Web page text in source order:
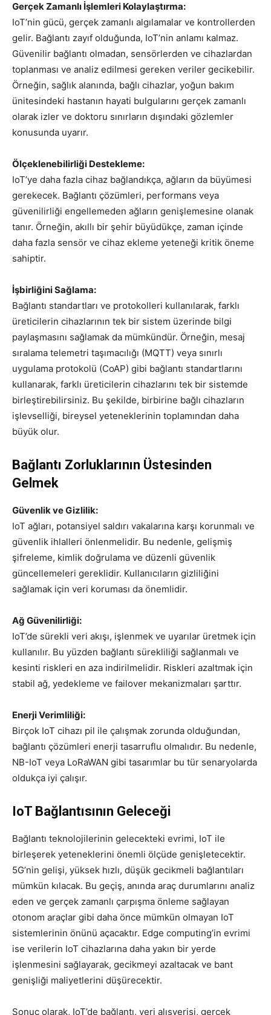
Gerçek Zamanlı İşlemleri Kolaylaştırma:
IoT’nin gücü, gerçek zamanlı algılamalar ve kontrollerden
gelir. Bağlantı zayıf olduğunda, IoT’nin anlamı kalmaz.
Güvenilir bağlantı olmadan, sensörlerden ve cihazlardan
toplanması ve analiz edilmesi gereken veriler gecikebilir.
Örneğin, sağlık alanında, bağlı cihazlar, yoğun bakım
ünitesindeki hastanın hayati bulgularını gerçek zamanlı
olarak izler ve doktoru sınırların dışındaki gözlemler
konusunda uyarır.
Ölçeklenebilirliği Destekleme:
IoT’ye daha fazla cihaz bağlandıkça, ağların da büyümesi
gerekecek. Bağlantı çözümleri, performans veya
güvenilirliği engellemeden ağların genişlemesine olanak
tanır. Örneğin, akıllı bir şehir büyüdükçe, zaman içinde
daha fazla sensör ve cihaz ekleme yeteneği kritik öneme
sahiptir.
İşbirliğini Sağlama:
Bağlantı standartları ve protokolleri kullanılarak, farklı
üreticilerin cihazlarının tek bir sistem üzerinde bilgi
paylaşmasını sağlamak da mümkündür. Örneğin, mesaj
sıralama telemetri taşımacılığı (MQTT) veya sınırlı
uygulama protokolü (CoAP) gibi bağlantı standartlarını
kullanarak, farklı üreticilerin cihazlarını tek bir sistemde
birleştirebilirsiniz. Bu şekilde, birbirine bağlı cihazların
işlevselliği, bireysel yeteneklerinin toplamından daha
büyük olur.
Bağlantı Zorluklarının Üstesinden
Gelmek
Güvenlik ve Gizlilik:
IoT ağları, potansiyel saldırı vakalarına karşı korunmalı ve
güvenlik ihlalleri önlenmelidir. Bu nedenle, gelişmiş
şifreleme, kimlik doğrulama ve düzenli güvenlik
güncellemeleri gereklidir. Kullanıcıların gizliliğini
sağlamak için veri koruması da önemlidir.
Ağ Güvenilirliği:
IoT’de sürekli veri akışı, işlenmek ve uyarılar üretmek için
kullanılır. Bu yüzden bağlantı sürekliliği sağlanmalı ve
kesinti riskleri en aza indirilmelidir. Riskleri azaltmak için
stabil ağ, yedekleme ve failover mekanizmaları şarttır.
Enerji Verimliliği:
Birçok IoT cihazı pil ile çalışmak zorunda olduğundan,
bağlantı çözümleri enerji tasarruflu olmalıdır. Bu nedenle,
NB-IoT veya LoRaWAN gibi tasarımlar bu tür senaryolarda
oldukça iyi çalışır.
IoT Bağlantısının Geleceği
Bağlantı teknolojilerinin gelecekteki evrimi, IoT ile
birleşerek yeteneklerini önemli ölçüde genişletecektir.
5G’nin gelişi, yüksek hızlı, düşük gecikmeli bağlantıları
mümkün kılacak. Bu geçiş, anında araç durumlarını analiz
eden ve gerçek zamanlı çarpışma önleme sağlayan
otonom araçlar gibi daha önce mümkün olmayan IoT
sistemlerinin önünü açacaktır. Edge computing’in evrimi
ise verilerin IoT cihazlarına daha yakın bir yerde
işlenmesini sağlayarak, gecikmeyi azaltacak ve bant
genişliği maliyetlerini düşürecektir.
Sonuç olarak, IoT’de bağlantı, veri alışverişi, gerçek